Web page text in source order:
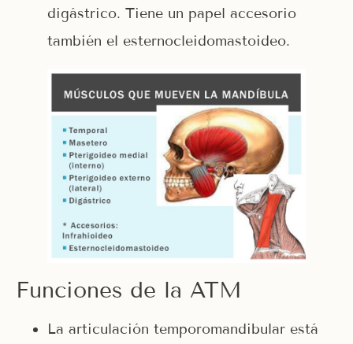
digástrico. Tiene un papel accesorio
también el esternocleidomastoideo.
Funciones de la ATM
La articulación temporomandibular está